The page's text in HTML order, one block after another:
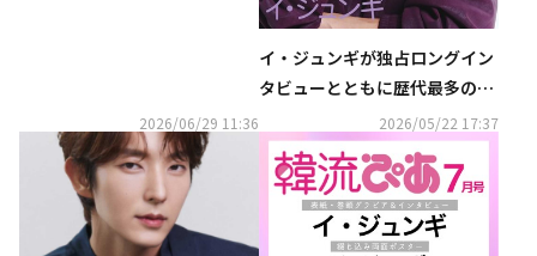
2026/06/29 11:36
イ・ジュンギが独占ロングイン
タビューとともに歴代最多の表
紙登場！ 『韓流ぴあ』７月号、
本日発売
2026/05/22 17:37